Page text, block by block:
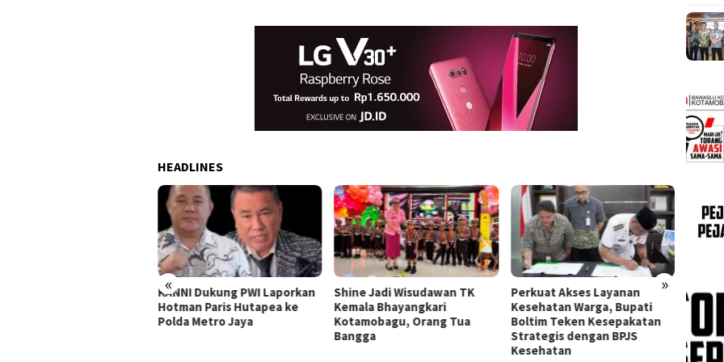
HEADLINES
« »
KANNI Dukung PWI Laporkan
Hotman Paris Hutapea ke
Polda Metro Jaya
Shine Jadi Wisudawan TK
Kemala Bhayangkari
Kotamobagu, Orang Tua
Bangga
Perkuat Akses Layanan
Kesehatan Warga, Bupati
Boltim Teken Kesepakatan
Strategis dengan BPJS
Kesehatan
XIII/